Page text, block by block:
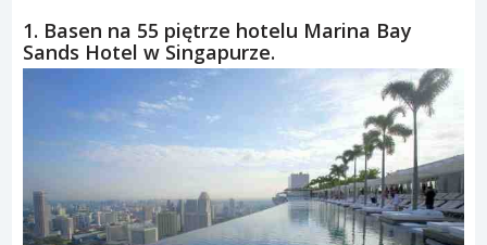
1. Basen na 55 piętrze hotelu Marina Bay
Sands Hotel w Singapurze.